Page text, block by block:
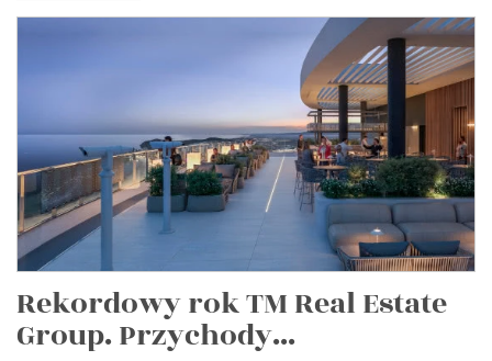
Rekordowy rok TM Real Estate
Group. Przychody...